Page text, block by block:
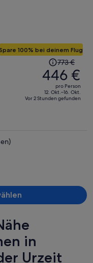
100% bei deinem Flug
Der
Preis
betrug
773 €,
jetzt
773 €
446 €
pro Person
12. Okt.–16. Okt.
Vor 2 Stunden gefunden
in
Urzeit